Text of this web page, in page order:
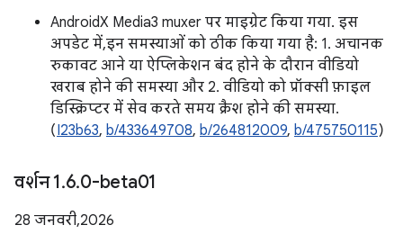
AndroidX Media3 muxer पर माइग्रेट किया गया. इस
अपडेट में, इन समस्याओं को ठीक किया गया है: 1. अचानक
रुकावट आने या ऐप्लिकेशन बंद होने के दौरान वीडियो
खराब होने की समस्या और 2. वीडियो को प्रॉक्सी फ़ाइल
डिस्क्रिप्टर में सेव करते समय क्रैश होने की समस्या.
(I23b63, b/433649708, b/264812009, b/475750115)
वर्शन 1.6.0-beta01
28 जनवरी, 2026